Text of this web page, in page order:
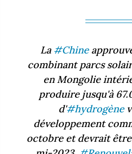
La #Chine
combinant parcs
en Mongolie
produire jusqu'à
d'#hydrogène
développement
octobre et devrait